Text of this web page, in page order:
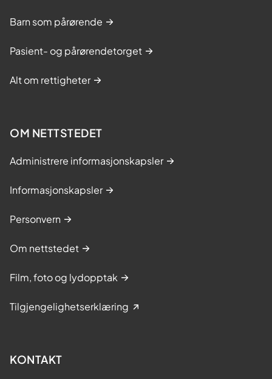
Barn som pårørende
Pasient- og pårørendetorget
Alt om rettigheter
OM NETTSTEDET
Administrere informasjonskapsler
Informasjonskapsler
Personvern
Om nettstedet
Film, foto og lydopptak
Tilgjengelighetserklæring
KONTAKT